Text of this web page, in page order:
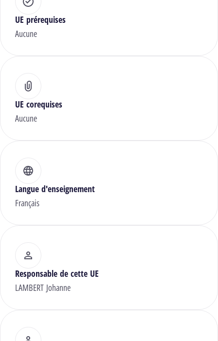
UE prérequises
Aucune
UE corequises
Aucune
Langue d'enseignement
Français
Responsable de cette UE
LAMBERT Johanne